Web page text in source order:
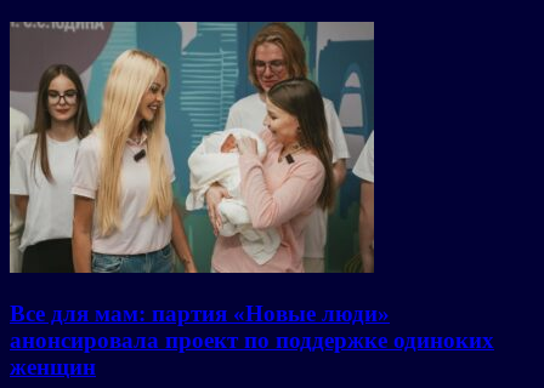
Все для мам: партия «Новые люди»
анонсировала проект по поддержке одиноких
женщин